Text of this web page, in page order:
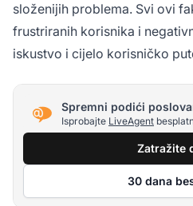
složenijih problema. Svi ovi
frustriranih korisnika i
iskustvo i cijelo korisničko
Spremni podići
Isprobajte LiveAgent
Zatražite
30 dana